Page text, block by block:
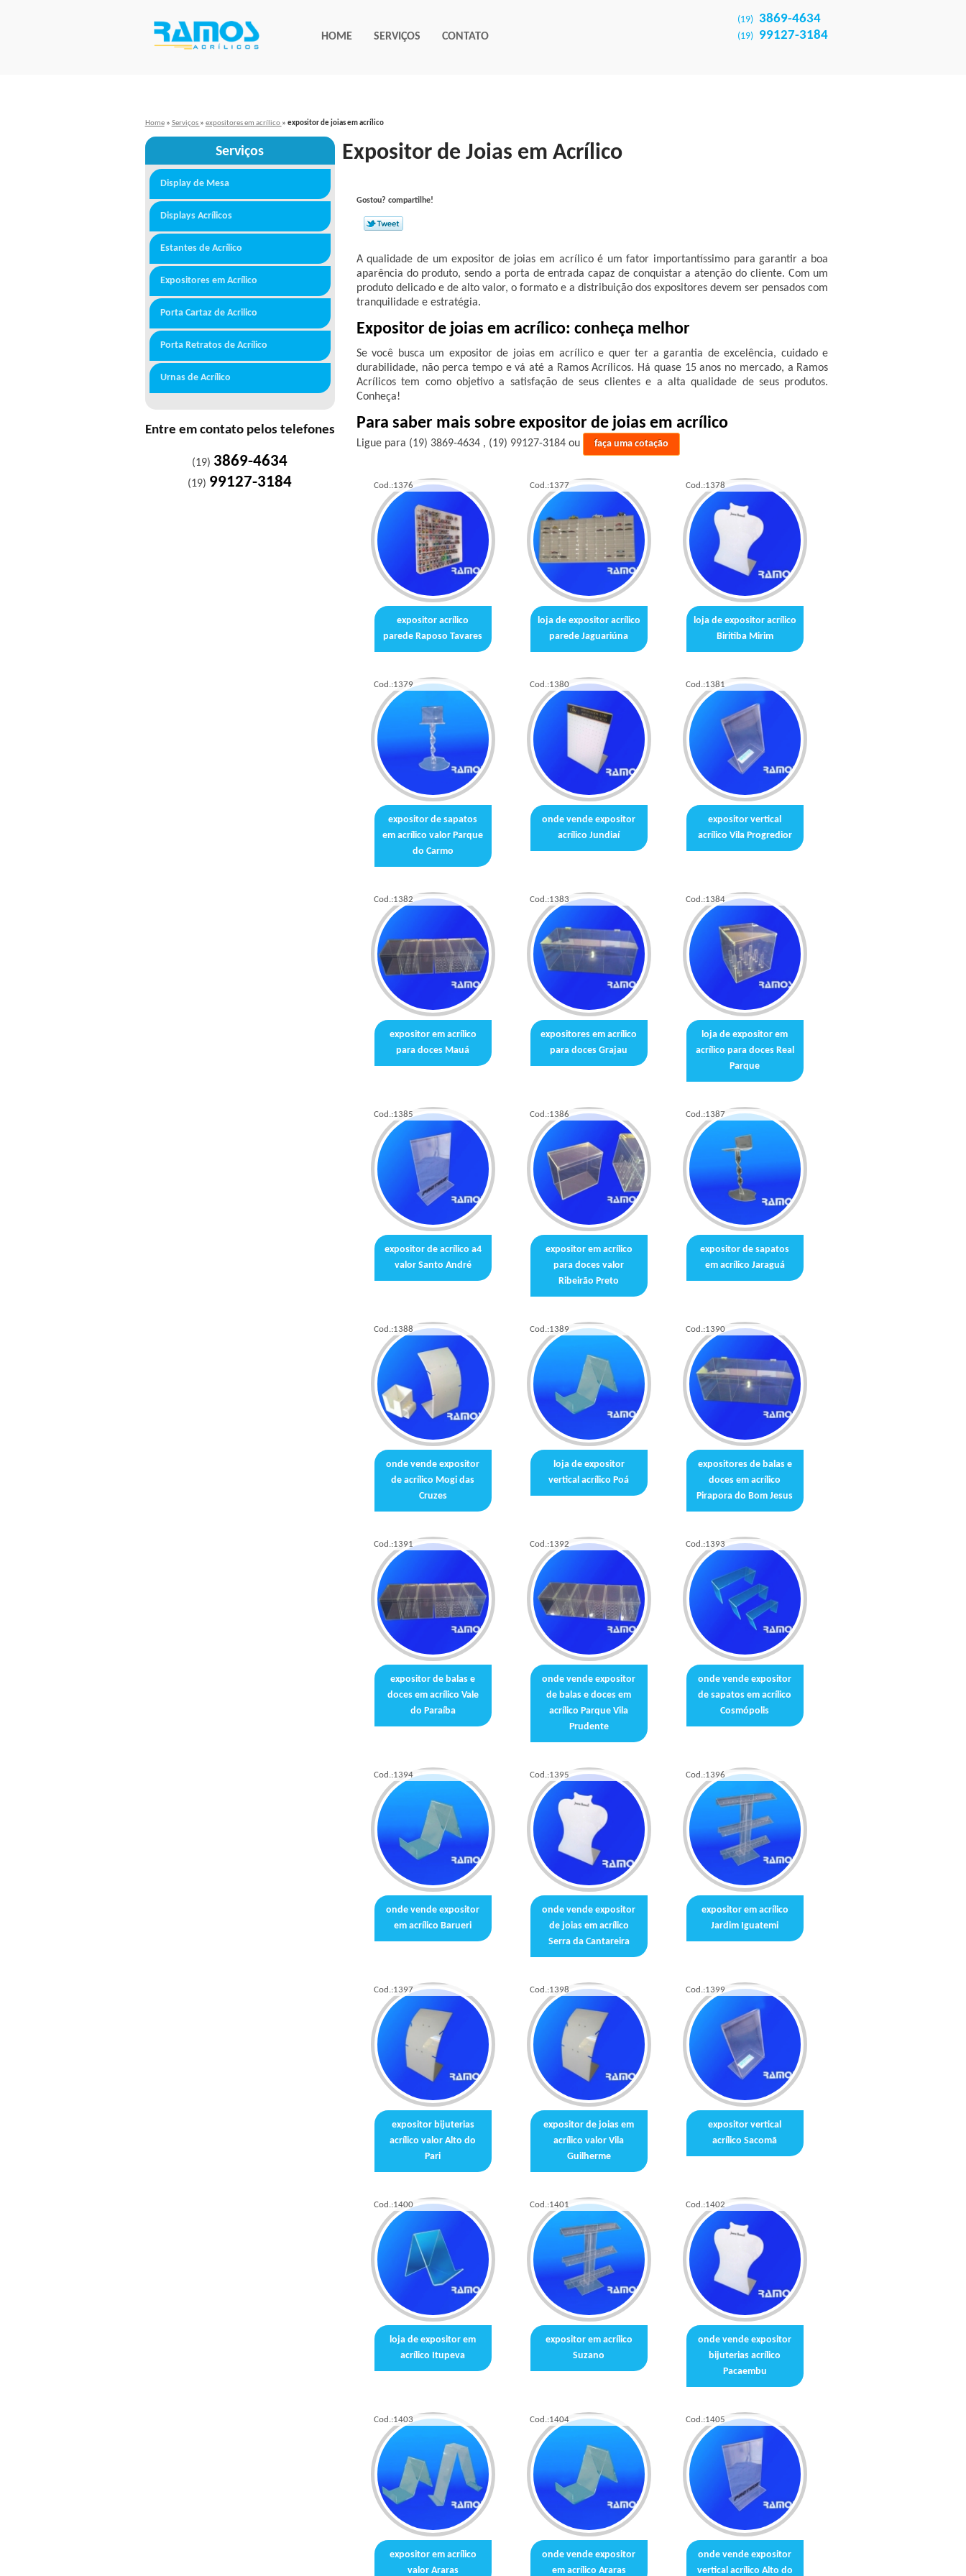
HOME SERVIÇOS CONTATO
(19) 3869-4634
(19) 99127-3184
Home » Serviços » expositores em acrílico » expositor de joias em acrílico
Serviços
Display de Mesa
Displays Acrílicos
Estantes de Acrílico
Expositores em Acrílico
Porta Cartaz de Acrilico
Porta Retratos de Acrílico
Urnas de Acrílico
Entre em contato pelos telefones
(19) 3869-4634
(19) 99127-3184
Expositor de Joias em Acrílico
Gostou? compartilhe!
A qualidade de um expositor de joias em acrílico é um fator importantíssimo para garantir a boa
aparência do produto, sendo a porta de entrada capaz de conquistar a atenção do cliente. Com um
produto delicado e de alto valor, o formato e a distribuição dos expositores devem ser pensados com
tranquilidade e estratégia.
Expositor de joias em acrílico: conheça melhor
Se você busca um expositor de joias em acrílico e quer ter a garantia de excelência, cuidado e
durabilidade, não perca tempo e vá até a Ramos Acrílicos. Há quase 15 anos no mercado, a Ramos
Acrílicos tem como objetivo a satisfação de seus clientes e a alta qualidade de seus produtos.
Conheça!
Para saber mais sobre expositor de joias em acrílico
Ligue para (19) 3869-4634, (19) 99127-3184ou faça uma cotação
Cod.:1376
expositor acrílico
parede Raposo Tavares
Cod.:1377
loja de expositor acrílico
parede Jaguariúna
Cod.:1378
loja de expositor acrílico
Biritiba Mirim
Cod.:1379
expositor de sapatos
em acrílico valor Parque
do Carmo
Cod.:1380
onde vende expositor
acrílico Jundiaí
Cod.:1381
expositor vertical
acrílico Vila Progredior
Cod.:1382
expositor em acrílico
para doces Mauá
Cod.:1383
expositores em acrílico
para doces Grajau
Cod.:1384
loja de expositor em
acrílico para doces Real
Parque
Cod.:1385
expositor de acrílico a4
valor Santo André
Cod.:1386
expositor em acrílico
para doces valor
Ribeirão Preto
Cod.:1387
expositor de sapatos
em acrílico Jaraguá
Cod.:1388
onde vende expositor
de acrílico Mogi das
Cruzes
Cod.:1389
loja de expositor
vertical acrílico Poá
Cod.:1390
expositores de balas e
doces em acrílico
Pirapora do Bom Jesus
Cod.:1391
expositor de balas e
doces em acrílico Vale
do Paraíba
Cod.:1392
onde vende expositor
de balas e doces em
acrílico Parque Vila
Prudente
Cod.:1393
onde vende expositor
de sapatos em acrílico
Cosmópolis
Cod.:1394
onde vende expositor
em acrílico Barueri
Cod.:1395
onde vende expositor
de joias em acrílico
Serra da Cantareira
Cod.:1396
expositor em acrílico
Jardim Iguatemi
Cod.:1397
expositor bijuterias
acrílico valor Alto do
Pari
Cod.:1398
expositor de joias em
acrílico valor Vila
Guilherme
Cod.:1399
expositor vertical
acrílico Sacomã
Cod.:1400
loja de expositor em
acrílico Itupeva
Cod.:1401
expositor em acrílico
Suzano
Cod.:1402
onde vende expositor
bijuterias acrílico
Pacaembu
Cod.:1403
expositor em acrílico
valor Araras
Cod.:1404
onde vende expositor
em acrílico Araras
Cod.:1405
onde vende expositor
vertical acrílico Alto do